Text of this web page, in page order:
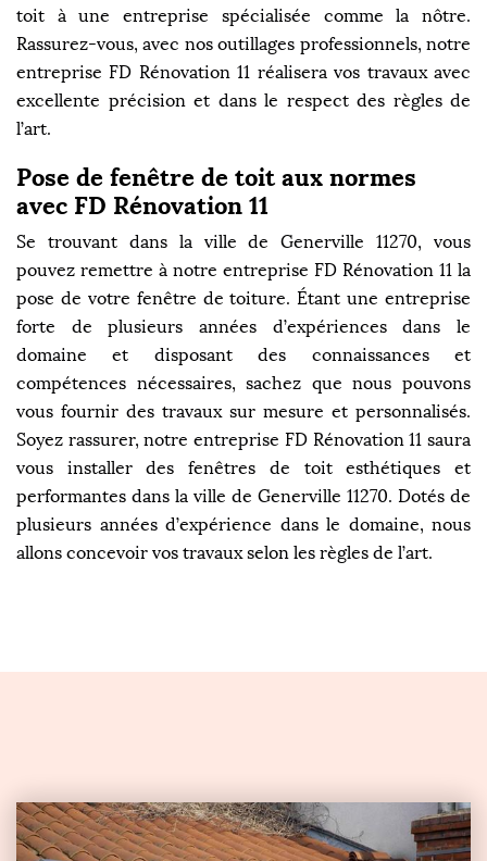
toit à une entreprise spécialisée comme la nôtre.
Rassurez-vous, avec nos outillages professionnels, notre
entreprise FD Rénovation 11 réalisera vos travaux avec
excellente précision et dans le respect des règles de
l’art.
Pose de fenêtre de toit aux normes
avec FD Rénovation 11
Se trouvant dans la ville de Generville 11270, vous
pouvez remettre à notre entreprise FD Rénovation 11 la
pose de votre fenêtre de toiture. Étant une entreprise
forte de plusieurs années d’expériences dans le
domaine et disposant des connaissances et
compétences nécessaires, sachez que nous pouvons
vous fournir des travaux sur mesure et personnalisés.
Soyez rassurer, notre entreprise FD Rénovation 11 saura
vous installer des fenêtres de toit esthétiques et
performantes dans la ville de Generville 11270. Dotés de
plusieurs années d’expérience dans le domaine, nous
allons concevoir vos travaux selon les règles de l’art.